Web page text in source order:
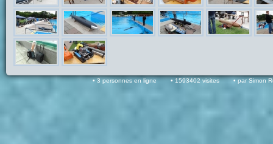
3 personnes en ligne 1593402 visites par Simon